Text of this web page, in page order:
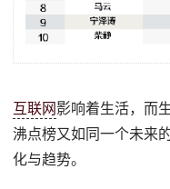
互联网 影响着生活，而
沸点榜又如同一个未来
化与趋势。